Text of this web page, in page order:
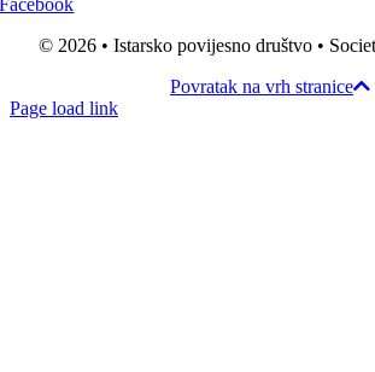
Facebook
© 2026 • Istarsko povijesno društvo •
Povratak na vrh stranice
Page load link